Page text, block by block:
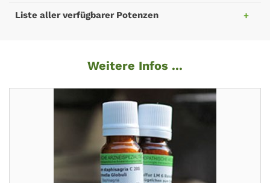
Liste aller verfügbarer Potenzen
Weitere Infos ...